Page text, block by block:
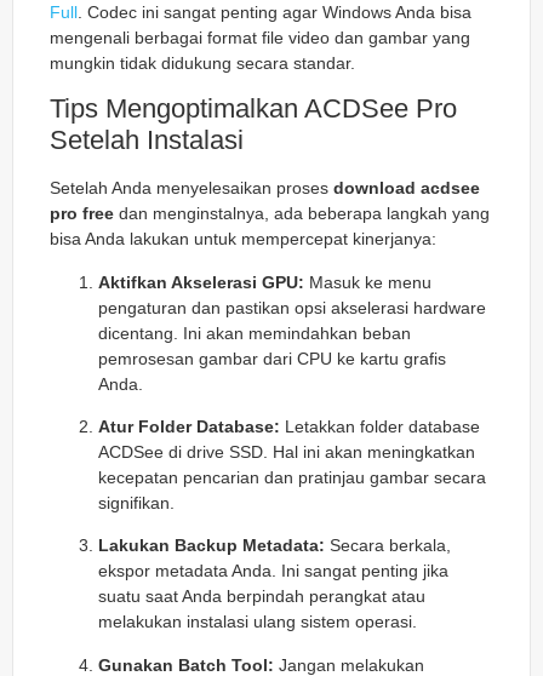
Full . Codec ini sangat penting agar Windows Anda bisa
mengenali berbagai format file video dan gambar yang
mungkin tidak didukung secara standar.
Tips Mengoptimalkan ACDSee Pro
Setelah Instalasi
Setelah Anda menyelesaikan proses download acdsee
pro free dan menginstalnya, ada beberapa langkah yang
bisa Anda lakukan untuk mempercepat kinerjanya:
Aktifkan Akselerasi GPU: Masuk ke menu
pengaturan dan pastikan opsi akselerasi hardware
dicentang. Ini akan memindahkan beban
pemrosesan gambar dari CPU ke kartu grafis
Anda.
Atur Folder Database: Letakkan folder database
ACDSee di drive SSD. Hal ini akan meningkatkan
kecepatan pencarian dan pratinjau gambar secara
signifikan.
Lakukan Backup Metadata: Secara berkala,
ekspor metadata Anda. Ini sangat penting jika
suatu saat Anda berpindah perangkat atau
melakukan instalasi ulang sistem operasi.
Gunakan Batch Tool: Jangan melakukan